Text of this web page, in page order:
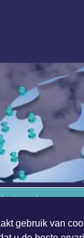
gebruik van
de regio